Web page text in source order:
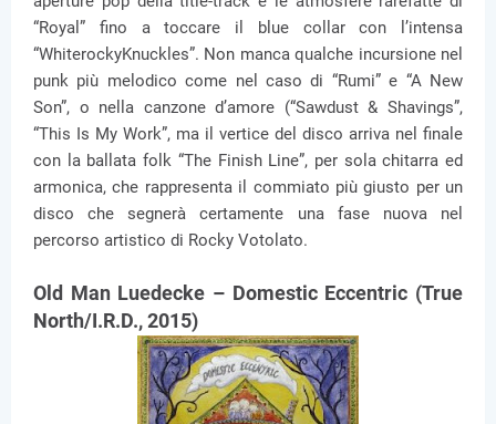
“Royal” fino a toccare il blue collar con l’intensa
“WhiterockyKnuckles”. Non manca qualche incursione nel
punk più melodico come nel caso di “Rumi” e “A New
Son”, o nella canzone d’amore (“Sawdust & Shavings”,
“This Is My Work”, ma il vertice del disco arriva nel finale
con la ballata folk “The Finish Line”, per sola chitarra ed
armonica, che rappresenta il commiato più giusto per un
disco che segnerà certamente una fase nuova nel
percorso artistico di Rocky Votolato.
Old Man Luedecke – Domestic Eccentric (True
North/I.R.D., 2015)